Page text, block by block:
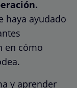
haya ayudado
en cómo
y aprender